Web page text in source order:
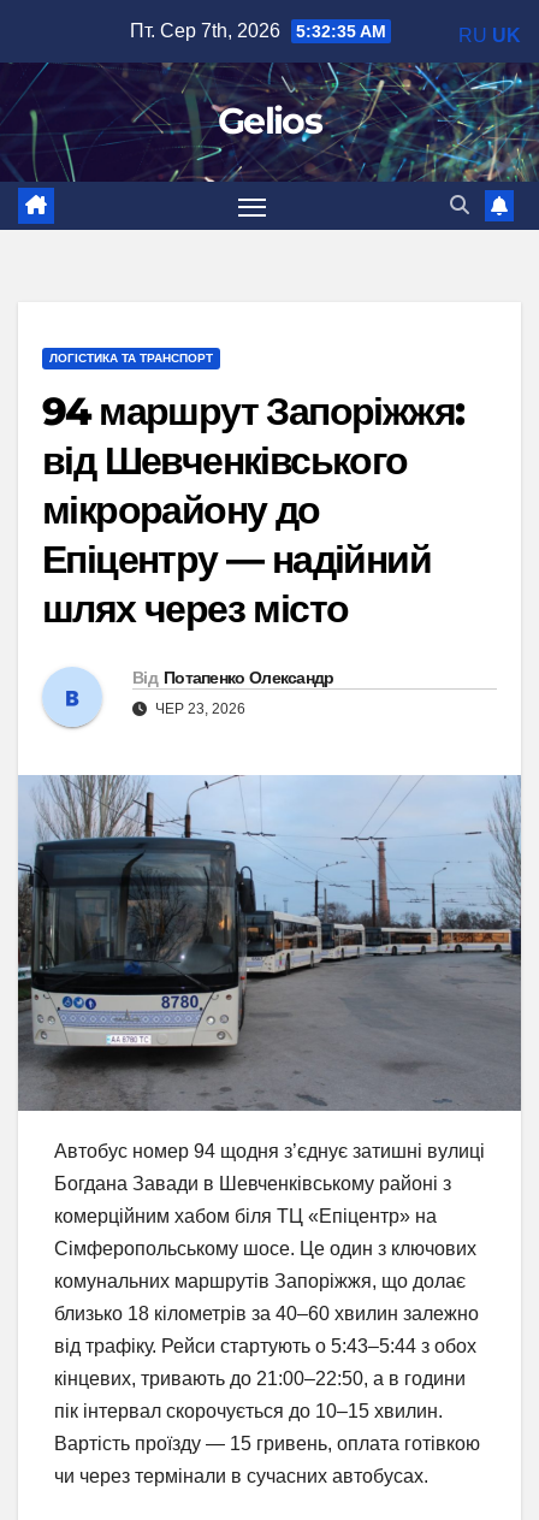
вмісту
Пт. Сер 7th, 2026 5:32:36 AM
Gelios
ЛОГІСТИКА ТА ТРАНСПОРТ
94 маршрут Запоріжжя:
від Шевченківського
мікрорайону до
Епіцентру — надійний
шлях через місто
Від Потапенко Олександр
ЧЕР 23, 2026
Автобус номер 94 щодня з’єднує затишні вулиці
Богдана Завади в Шевченківському районі з
комерційним хабом біля ТЦ «Епіцентр» на
Сімферопольському шосе. Це один з ключових
комунальних маршрутів Запоріжжя, що долає
близько 18 кілометрів за 40–60 хвилин залежно
від трафіку. Рейси стартують о 5:43–5:44 з обох
кінцевих, тривають до 21:00–22:50, а в години
пік інтервал скорочується до 10–15 хвилин.
Вартість проїзду — 15 гривень, оплата готівкою
чи через термінали в сучасних автобусах.
RU UK